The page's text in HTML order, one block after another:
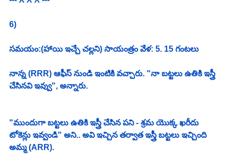
6)
సమయం:(హాయి ఇచ్చే చల్లని) సాయంత్రం వేళ: 5. 15 గంటలు
నాన్న (RRR) ఆఫీస్ నుండి ఇంటికి వచ్చారు. "నా బట్టలు ఉతికి ఇస్త్రీ
చేసినవి ఇవ్వు", అన్నారు.
"ముందుగా బట్టలు ఉతికి ఇస్త్రీ చేసిన పని - శ్రమ యొక్క ఖరీదు
టోకెన్లు ఇవ్వండి" అని.. అవి ఇచ్చిన తర్వాత ఇస్త్రీ బట్టలు ఇచ్చింది
అమ్మ (ARR).